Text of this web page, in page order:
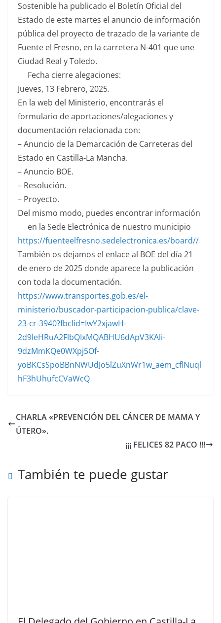
Sostenible ha publicado el Boletín Oficial del
Estado de este martes el anuncio de información
pública del proyecto de trazado de la variante de
Fuente el Fresno, en la carretera N-401 que une
Ciudad Real y Toledo.
Fecha cierre alegaciones:
Jueves, 13 Febrero, 2025.
En la web del Ministerio, encontrarás el
formulario de aportaciones/alegaciones y
documentación relacionada con:
– Anuncio de la Demarcación de Carreteras del
Estado en Castilla-La Mancha.
– Anuncio BOE.
– Resolución.
– Proyecto.
Del mismo modo, puedes encontrar información
en la Sede Electrónica de nuestro municipio
https://fuenteelfresno.sedelectronica.es/board//
También os dejamos el enlace al BOE del día 21
de enero de 2025 donde aparece la publicación
con toda la documentación.
https://www.transportes.gob.es/el-
ministerio/buscador-participacion-publica/clave-
23-cr-3940?fbclid=IwY2xjawH-
2d9leHRuA2FlbQIxMQABHU6dApV3KAli-
9dzMmKQe0WXpj5Of-
yoBKCsSpoBBnNWUdJo5lZuXnWr1w_aem_cflNuql
hF3hUhufcCVaWcQ
CHARLA «PREVENCIÓN DEL CÁNCER DE MAMA Y
ÚTERO».
¡¡¡ FELICES 82 PACO !!!
También te puede gustar